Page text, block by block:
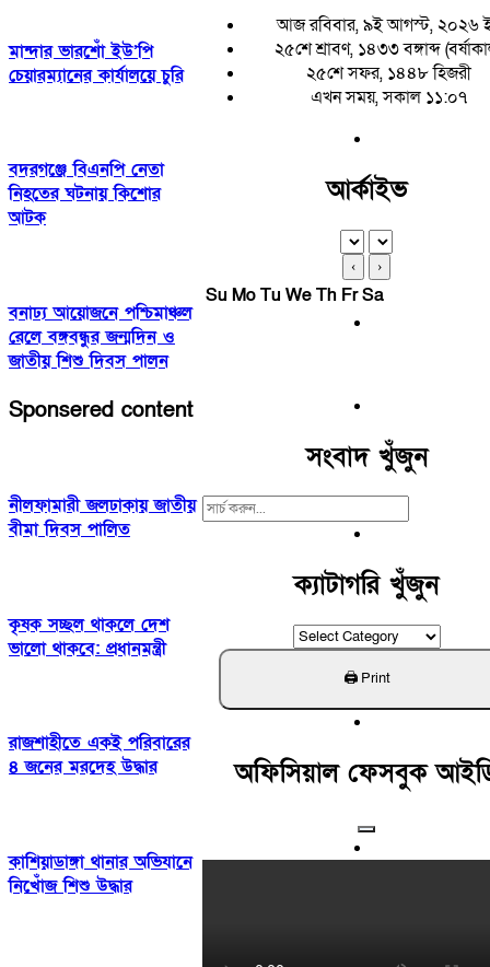
মান্দার ভারশোঁ ইউ’পি
চেয়ারম্যানের কার্যালয়ে চুরি
বদরগঞ্জে বিএনপি নেতা
নিহতের ঘটনায় কিশোর
আটক
বনাঢ্য আয়োজনে পশ্চিমাঞ্চল
রেলে বঙ্গবন্ধুর জন্মদিন ও
জাতীয় শিশু দিবস পালন
Sponsered content
নীলফামারী জলঢাকায় জাতীয়
বীমা দিবস পালিত
কৃষক সচ্ছল থাকলে দেশ
ভালো থাকবে: প্রধানমন্ত্রী
রাজশাহীতে একই পরিবারের
৪ জনের মরদেহ উদ্ধার
কাশিয়াডাঙ্গা থানার অভিযানে
নিখোঁজ শিশু উদ্ধার
আজ রবিবার, ৯ই আগস্ট, ২০২৬
২৫শে শ্রাবণ, ১৪৩৩ বঙ্গাব্দ
২৫শে সফর, ১৪৪৮ হিজরী
এখন সময়, সকাল ১১:০৭
আর্কাইভ
‹ ›
Su MoTu WeTh FrSa
সংবাদ খুঁজুন
Search
ক্যাটাগরি খুঁজুন
ক্যাটাগরি
খুঁজুন
অফিসিয়াল ফেসবুক